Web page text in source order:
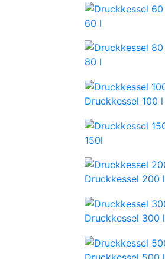
60 l
80 l
Druckkessel 100 l
150l
Druckkessel 200 l
Druckkessel 300 l